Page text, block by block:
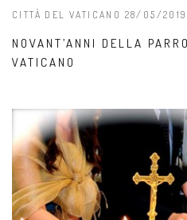
CITTÀ DEL VATICANO 28/05/2019
NOVANT’ANNI DELLA
VATICANO